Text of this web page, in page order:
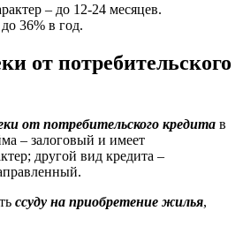
– до 12-24 месяцев.
36% в год.
от потребительского
от потребительского кредита в
– залоговый и имеет
другой вид кредита –
ссуду на приобретение жилья,